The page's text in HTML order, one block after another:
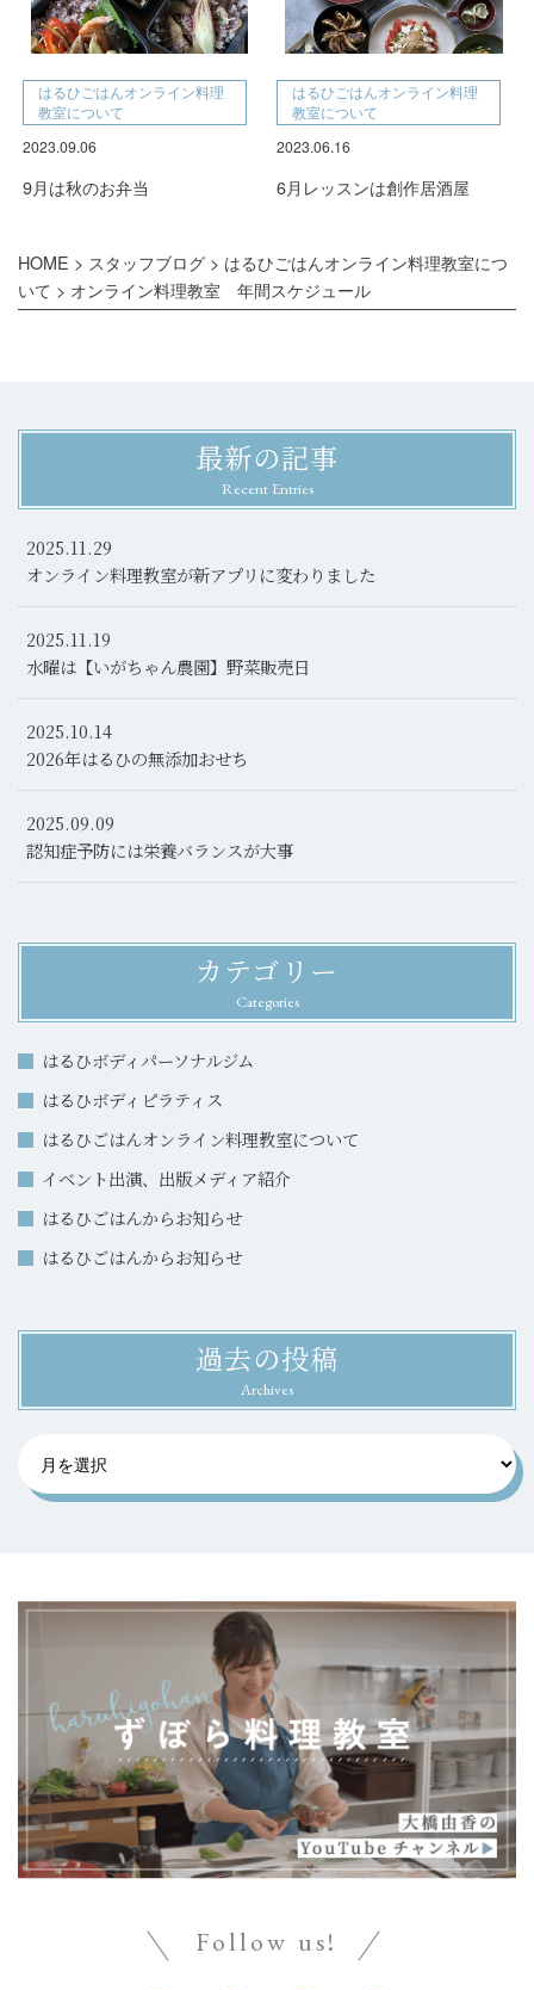
はるひごはんオンライン料理
教室について
2023.09.06
9月は秋のお弁当
はるひごはんオンライン料理
教室について
2023.06.16
6月レッスンは創作居酒屋
HOME > スタッフブログ > はるひごはんオンライン料理教室につ
いて > オンライン料理教室 年間スケジュール
最新の記事
Recent Entries
2025.11.29
オンライン料理教室が新アプリに変わりました
2025.11.19
水曜は【いがちゃん農園】野菜販売日
2025.10.14
2026年はるひの無添加おせち
2025.09.09
認知症予防には栄養バランスが大事
カテゴリー
Categories
はるひボディパーソナルジム
はるひボディピラティス
はるひごはんオンライン料理教室について
イベント出演、出版メディア紹介
はるひごはんからお知らせ
はるひごはんからお知らせ
過去の投稿
Archives
Follow us!